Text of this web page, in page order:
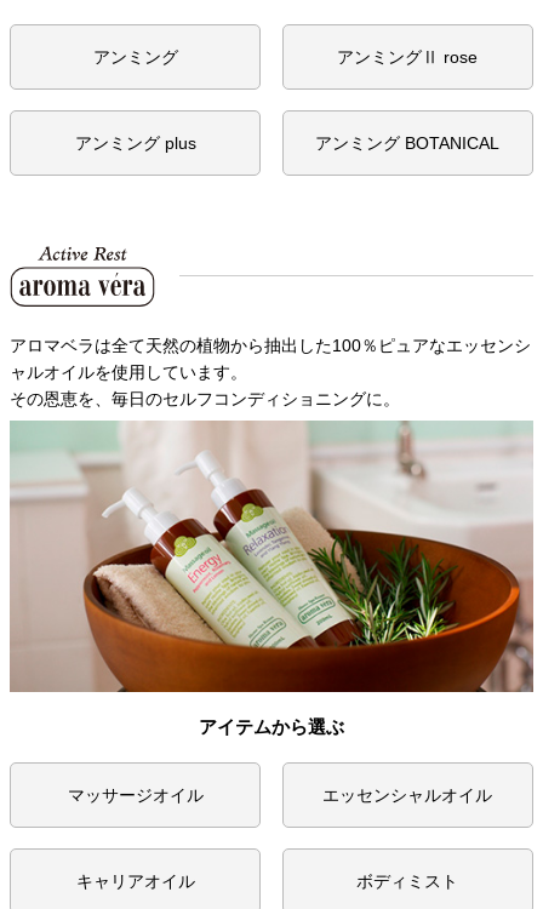
アンミング アンミングⅡ rose
アンミング plus アンミング BOTANICAL
アロマベラは全て天然の植物から抽出した100％ピュアなエッセンシ
ャルオイルを使用しています。
その恩恵を、毎日のセルフコンディショニングに。
アイテムから選ぶ
マッサージオイル エッセンシャルオイル
キャリアオイル ボディミスト